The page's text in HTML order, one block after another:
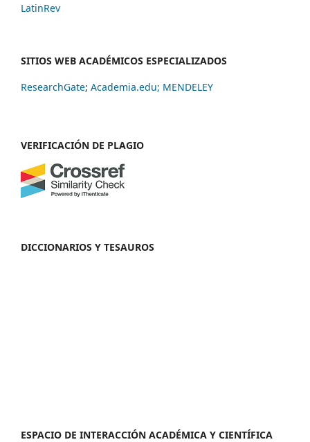
LatinRev
SITIOS WEB ACADÉMICOS ESPECIALIZADOS
ResearchGate; Academia.edu; MENDELEY
VERIFICACIÓN DE PLAGIO
DICCIONARIOS Y TESAUROS
ESPACIO DE INTERACCIÓN ACADÉMICA Y CIENTÍFICA